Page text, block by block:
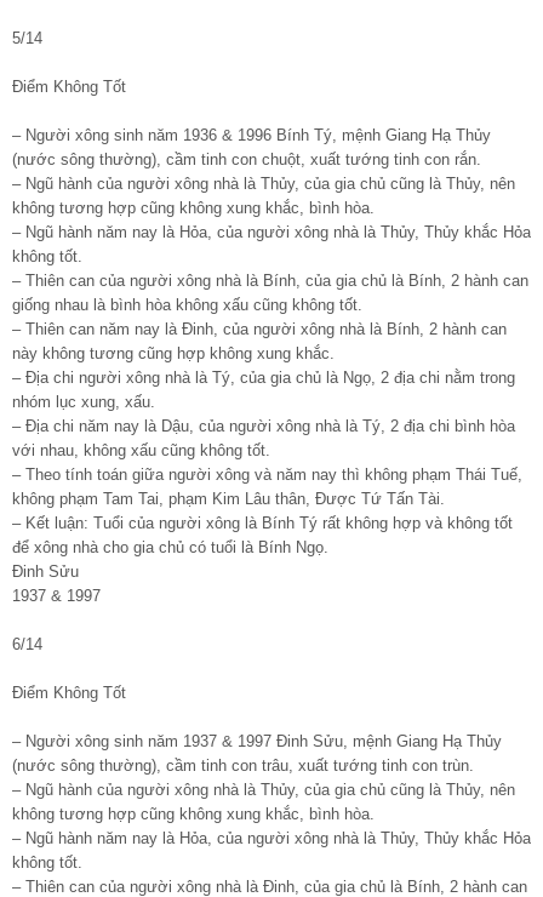
5/14
Điểm Không Tốt
– Người xông sinh năm 1936 & 1996 Bính Tý, mệnh Giang Hạ Thủy
(nước sông thường), cầm tinh con chuột, xuất tướng tinh con rắn.
– Ngũ hành của người xông nhà là Thủy, của gia chủ cũng là Thủy, nên
không tương hợp cũng không xung khắc, bình hòa.
– Ngũ hành năm nay là Hỏa, của người xông nhà là Thủy, Thủy khắc Hỏa
không tốt.
– Thiên can của người xông nhà là Bính, của gia chủ là Bính, 2 hành can
giống nhau là bình hòa không xấu cũng không tốt.
– Thiên can năm nay là Đinh, của người xông nhà là Bính, 2 hành can
này không tương cũng hợp không xung khắc.
– Địa chi người xông nhà là Tý, của gia chủ là Ngọ, 2 địa chi nằm trong
nhóm lục xung, xấu.
– Địa chi năm nay là Dậu, của người xông nhà là Tý, 2 địa chi bình hòa
với nhau, không xấu cũng không tốt.
– Theo tính toán giữa người xông và năm nay thì không phạm Thái Tuế,
không phạm Tam Tai, phạm Kim Lâu thân, Được Tứ Tấn Tài.
– Kết luận: Tuổi của người xông là Bính Tý rất không hợp và không tốt
để xông nhà cho gia chủ có tuổi là Bính Ngọ.
Đinh Sửu
1937 & 1997
6/14
Điểm Không Tốt
– Người xông sinh năm 1937 & 1997 Đinh Sửu, mệnh Giang Hạ Thủy
(nước sông thường), cầm tinh con trâu, xuất tướng tinh con trùn.
– Ngũ hành của người xông nhà là Thủy, của gia chủ cũng là Thủy, nên
không tương hợp cũng không xung khắc, bình hòa.
– Ngũ hành năm nay là Hỏa, của người xông nhà là Thủy, Thủy khắc Hỏa
không tốt.
– Thiên can của người xông nhà là Đinh, của gia chủ là Bính, 2 hành can